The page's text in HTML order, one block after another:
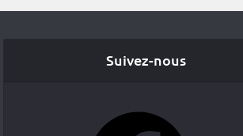
Suivez-nous